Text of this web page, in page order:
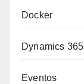
Docker
Dynamics 365
Eventos